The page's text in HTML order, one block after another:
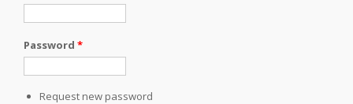
Password *
Request new password